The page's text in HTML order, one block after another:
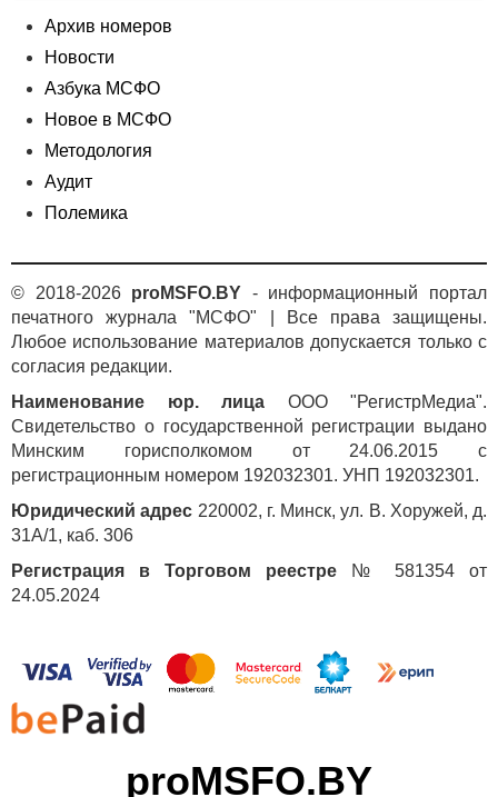
Архив номеров
Новости
Азбука МСФО
Новое в МСФО
Методология
Аудит
Полемика
© 2018-2026 proMSFO.BY - информационный портал
печатного журнала "МСФО" | Все права защищены.
Любое использование материалов допускается только с
согласия редакции.
Наименование юр. лица ООО "РегистрМедиа".
Свидетельство о государственной регистрации выдано
Минским горисполкомом от 24.06.2015 с
регистрационным номером 192032301. УНП 192032301.
Юридический адрес 220002, г. Минск, ул. В. Хоружей, д.
31А/1, каб. 306
Регистрация в Торговом реестре № 581354 от
24.05.2024
proMSFO.BY